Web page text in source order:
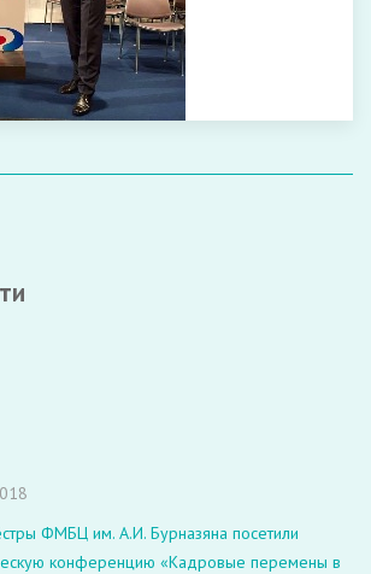
ФМБЦ им. А.И. Бурназяна посетили
конференцию «Кадровые перемены в